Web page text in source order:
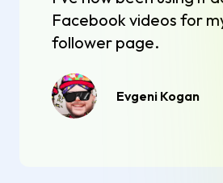
Facebook videos for
follower page.
Evgeni Kogan